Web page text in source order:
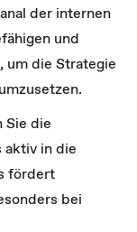
der internen
und
um die Strategie
Sie die
aktiv in die
fördert
bei